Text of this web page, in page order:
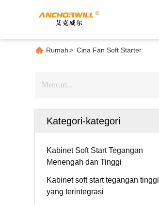
Rumah> Cina Fan Soft Starter
Kategori-kategori
Kabinet Soft Start Tegangan
Menengah dan Tinggi
Kabinet soft start tegangan tinggi
yang terintegrasi